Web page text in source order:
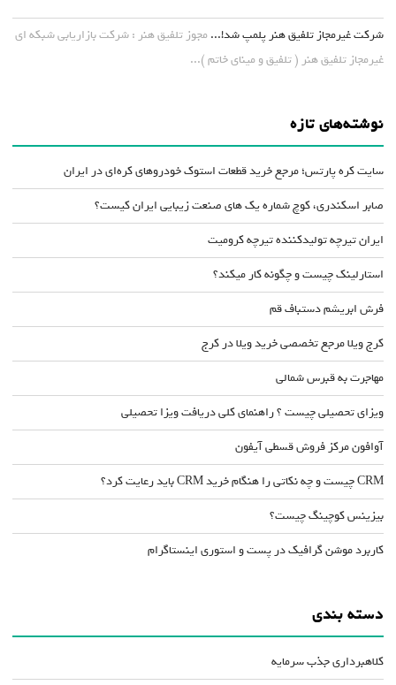
شرکت غیرمجاز تلفیق هنر پلمپ شد!... مجوز تلفیق هنر : شرکت بازاریابی شبکه ای
غیرمجاز تلفیق هنر ( تلفیق و مینای خاتم )...
نوشته‌های تازه
سایت کره پارتس؛ مرجع خرید قطعات استوک خودروهای کره‌ای در ایران
صابر اسکندری، کوچ شماره یک های صنعت زیبایی ایران کیست؟
ایران تیرچه تولیدکننده تیرچه کرومیت
استارلینک چیست و چگونه کار میکند؟
فرش ابریشم دستباف قم
کرج ویلا مرجع تخصصی خرید ویلا در کرج
مهاجرت به قبرس شمالی
ویزای تحصیلی چیست ؟ راهنمای کلی دریافت ویزا تحصیلی
آوافون مرکز فروش قسطی آیفون
CRM چیست و چه نکاتی را هنگام خرید CRM باید رعایت کرد؟
بیزینس کوچینگ چیست؟
کاربرد موشن گرافیک در پست و استوری اینستاگرام
دسته بندی
کلاهبرداری جذب سرمایه